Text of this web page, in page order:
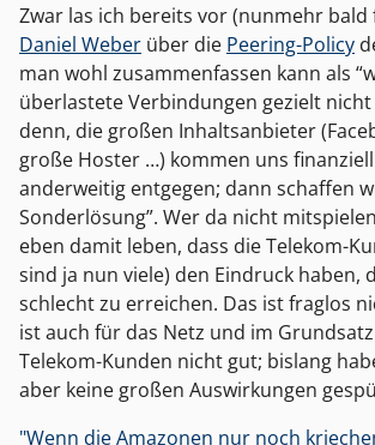
Zwar las ich bereits vor (nunmehr bald
Daniel Weber über die Peering-Policy
man wohl zusammenfassen kann als
überlastete Verbindungen gezielt nicht
denn, die großen Inhaltsanbieter
große Hoster …) kommen uns
anderweitig entgegen; dann schaffen
Sonderlösung”. Wer da nicht
eben damit leben, dass die Telekom-
sind ja nun viele) den Eindruck haben,
schlecht zu erreichen. Das ist fraglos
ist auch für das Netz und im
Telekom-Kunden nicht gut; bislang
aber keine großen Auswirkungen
"Wenn die Amazonen nur noch